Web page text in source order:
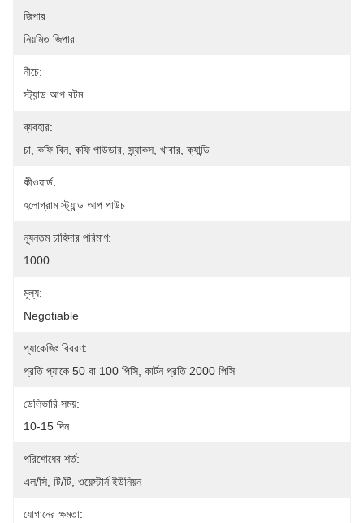
জিপার:
নিয়মিত জিপার
নীচে:
স্ট্যান্ড আপ বটম
ব্যবহার:
চা, কফি বিন, কফি পাউডার, স্ন্যাকস, খাবার, ক্যান্ডি
কীওয়ার্ড:
হলোগ্রাম স্ট্যান্ড আপ পাউচ
ন্যূনতম চাহিদার পরিমাণ:
1000
মূল্য:
Negotiable
প্যাকেজিং বিবরণ:
প্রতি প্যাকে 50 বা 100 পিসি, কার্টন প্রতি 2000 পিসি
ডেলিভারি সময়:
10-15 দিন
পরিশোধের শর্ত:
এল/সি, টি/টি, ওয়েস্টার্ন ইউনিয়ন
যোগানের ক্ষমতা: